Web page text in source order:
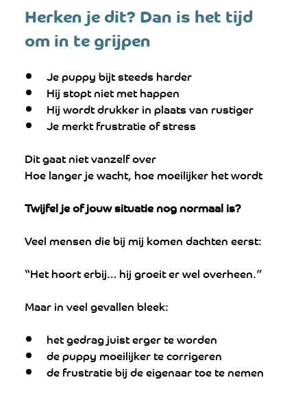
Herken je dit? Dan is het tijd
om in te grijpen
Je puppy bijt steeds harder
Hij stopt niet met happen
Hij wordt drukker in plaats van rustiger
Je merkt frustratie of stress
Dit gaat niet vanzelf over
Hoe langer je wacht, hoe moeilijker het wordt
Twijfel je of jouw situatie nog normaal is?
Veel mensen die bij mij komen dachten eerst:
“Het hoort erbij… hij groeit er wel overheen.”
Maar in veel gevallen bleek:
het gedrag juist erger te worden
de puppy moeilijker te corrigeren
de frustratie bij de eigenaar toe te nemen